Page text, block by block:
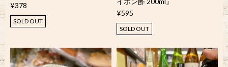
¥378
SOLD OUT
¥595
SOLD OUT